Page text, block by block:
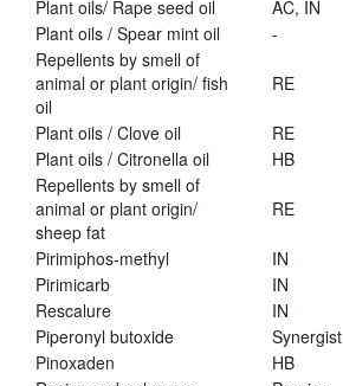
Plant oils/ Rape seed oil
AC, IN
Plant oils / Spear mint oil
-
Repellents by smell of
animal or plant origin/ fish
oil
RE
Plant oils / Clove oil RE
Plant oils / Citronella oil
HB
Repellents by smell of
animal or plant origin/
sheep fat
RE
Pirimiphos-methyl IN
Pirimicarb
IN
Rescalure
IN
Piperonyl butoxide
Synergist
Pinoxaden
HB